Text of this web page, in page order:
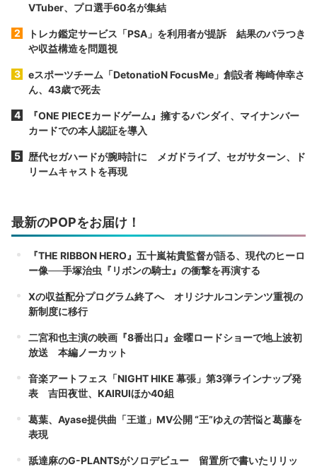
VTuber、プロ選手60名が集結
トレカ鑑定サービス「PSA」を利用者が提訴 結果のバラつき
や収益構造を問題視
eスポーツチーム「DetonatioN FocusMe」創設者 梅崎伸幸さ
ん、43歳で死去
『ONE PIECEカードゲーム』擁するバンダイ、マイナンバー
カードでの本人認証を導入
歴代セガハードが腕時計に メガドライブ、セガサターン、ド
リームキャストを再現
最新のPOPをお届け！
『THE RIBBON HERO』五十嵐祐貴監督が語る、現代のヒーロ
ー像──手塚治虫『リボンの騎士』の衝撃を再演する
Xの収益配分プログラム終了へ オリジナルコンテンツ重視の
新制度に移行
二宮和也主演の映画『8番出口』金曜ロードショーで地上波初
放送 本編ノーカット
音楽アートフェス「NIGHT HIKE 幕張」第3弾ラインナップ発
表 吉田夜世、KAIRUIほか40組
葛葉、Ayase提供曲「王道」MV公開 “王”ゆえの苦悩と葛藤を
表現
舐達麻のG-PLANTSがソロデビュー 留置所で書いたリリッ